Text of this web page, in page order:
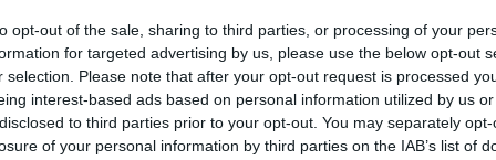
opt-out of the sale, sharing to third parties, or processing of your
for targeted advertising by us, please use the below opt-out
selection. Please note that after your opt-out request is processed
interest-based ads based on personal information utilized by us
to third parties prior to your opt-out. You may separately
of your personal information by third parties on the IAB’s list of
έρευνες έχουν αποδείξει την επίδραση του
έγινε σε μονοζυγωτικούς διδύμους έδειξε ότι
από την κληρονομικότητα.
λιγότερες ρυτίδες και έδειχναν γενικά